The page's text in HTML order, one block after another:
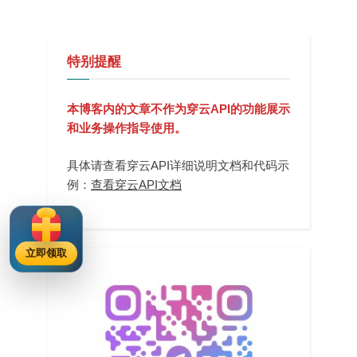
特别提醒
本博客内的文章不作为穿云API的功能展示
和业务操作指导使用。
具体请查看穿云API详细说明文档和代码示
例： 查看穿云API文档
立即领取